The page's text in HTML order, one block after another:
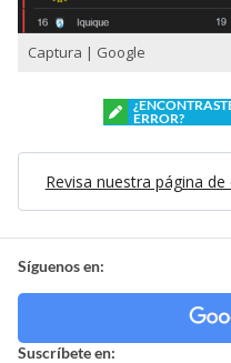
Captura | Google
ERROR?
Revisa nuestra página
Síguenos en:
Suscríbete en: